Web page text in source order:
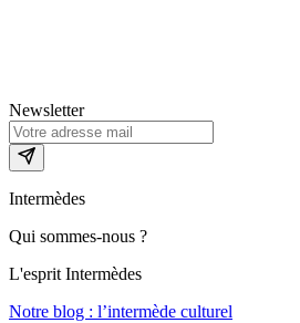
Newsletter
Intermèdes
Qui sommes-nous ?
L'esprit Intermèdes
Notre blog : l’intermède culturel